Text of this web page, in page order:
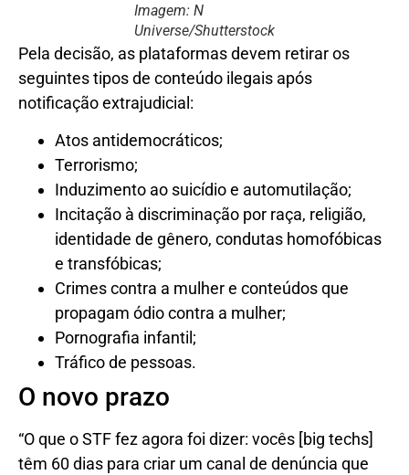
Imagem: N
Universe/Shutterstock
Pela decisão, as plataformas devem retirar os
seguintes tipos de conteúdo ilegais após
notificação extrajudicial:
Atos antidemocráticos;
Terrorismo;
Induzimento ao suicídio e automutilação;
Incitação à discriminação por raça, religião,
identidade de gênero, condutas homofóbicas
e transfóbicas;
Crimes contra a mulher e conteúdos que
propagam ódio contra a mulher;
Pornografia infantil;
Tráfico de pessoas.
O novo prazo
“O que o STF fez agora foi dizer: vocês [big techs]
têm 60 dias para criar um canal de denúncia que